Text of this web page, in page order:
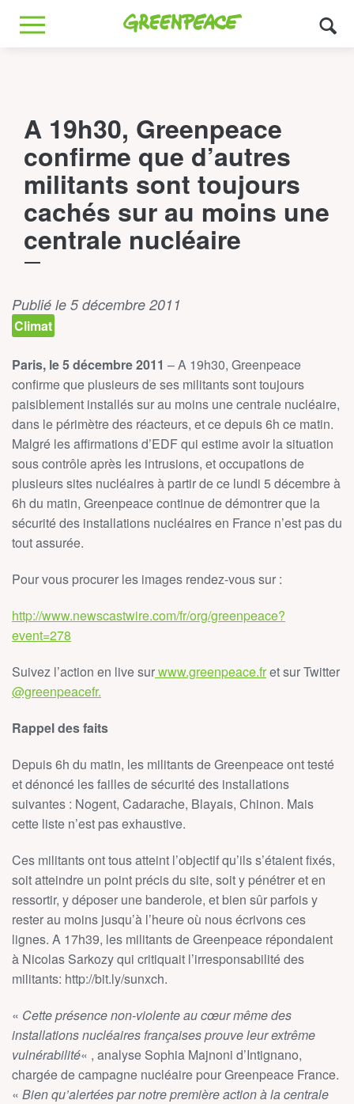
Greenpeace
MENU
A 19h30, Greenpeace
confirme que d’autres
militants sont toujours
cachés sur au moins une
centrale nucléaire
Publié le 5 décembre 2011
Climat
Paris, le 5 décembre 2011 – A 19h30, Greenpeace
confirme que plusieurs de ses militants sont toujours
paisiblement installés sur au moins une centrale nucléaire,
dans le périmètre des réacteurs, et ce depuis 6h ce matin.
Malgré les affirmations d’EDF qui estime avoir la situation
sous contrôle après les intrusions, et occupations de
plusieurs sites nucléaires à partir de ce lundi 5 décembre à
6h du matin, Greenpeace continue de démontrer que la
sécurité des installations nucléaires en France n’est pas du
tout assurée.
Pour vous procurer les images rendez-vous sur :
http://www.newscastwire.com/fr/org/greenpeace?
event=278
Suivez l’action en live surwww.greenpeace.fret sur Twitter
@greenpeacefr.
Rappel des faits
Depuis 6h du matin, les militants de Greenpeace ont testé
et dénoncé les failles de sécurité des installations
suivantes : Nogent, Cadarache, Blayais, Chinon. Mais
cette liste n’est pas exhaustive.
Ces militants ont tous atteint l’objectif qu’ils s’étaient fixés,
soit atteindre un point précis du site, soit y pénétrer et en
ressortir, y déposer une banderole, et bien sûr parfois y
rester au moins jusqu’à l’heure où nous écrivons ces
lignes. A 17h39, les militants de Greenpeace répondaient
à Nicolas Sarkozy qui critiquait l’irresponsabilité des
militants: http://bit.ly/sunxch.
« Cette présence non-violente au cœur même des
installations nucléaires françaises prouve leur extrême
vulnérabilité« , analyse Sophia Majnoni d’Intignano,
chargée de campagne nucléaire pour Greenpeace France.
« Bien qu’alertées par notre première action à la centrale